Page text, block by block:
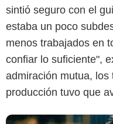
sintió seguro con el
estaba un poco
menos trabajados en
confiar lo suficiente",
admiración mutua, los
producción tuvo que